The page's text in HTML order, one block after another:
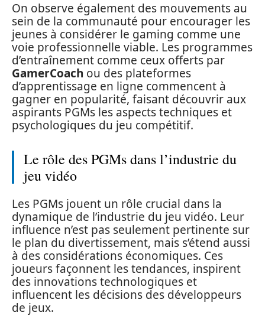
On observe également des mouvements au
sein de la communauté pour encourager les
jeunes à considérer le gaming comme une
voie professionnelle viable. Les programmes
d’entraînement comme ceux offerts par
GamerCoach ou des plateformes
d’apprentissage en ligne commencent à
gagner en popularité, faisant découvrir aux
aspirants PGMs les aspects techniques et
psychologiques du jeu compétitif.
Le rôle des PGMs dans l’industrie du
jeu vidéo
Les PGMs jouent un rôle crucial dans la
dynamique de l’industrie du jeu vidéo. Leur
influence n’est pas seulement pertinente sur
le plan du divertissement, mais s’étend aussi
à des considérations économiques. Ces
joueurs façonnent les tendances, inspirent
des innovations technologiques et
influencent les décisions des développeurs
de jeux.